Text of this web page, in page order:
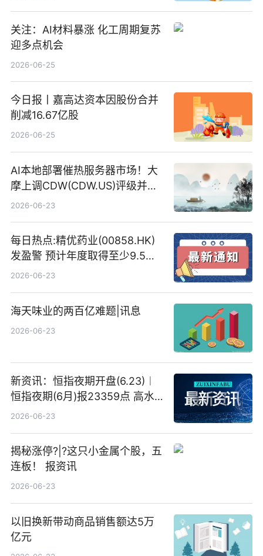
关注：AI材料暴涨 化工周期复苏
迎多点机会
2026-06-25
今日报丨嘉高达资本因股份合并
削减16.67亿股
2026-06-25
AI本地部署催热服务器市场！大
摩上调CDW(CDW.US)评级并看
高IBM(IBM.US)戴尔(DELL.US)
2026-06-23
每日热点:精优药业(00858.HK)
发盈警 预计年度取得至少9.5亿
港元的亏损 同比盈转亏
2026-06-23
海天味业的两百亿难题|讯息
2026-06-23
新资讯：恒指夜期开盘(6.23)︱
恒指夜期(6月)报23359点 高水
23点
2026-06-23
揭秘涨停?|?这只小金属个股，五
连板！ 报资讯
2026-06-23
以旧换新带动商品销售额达5万
亿元